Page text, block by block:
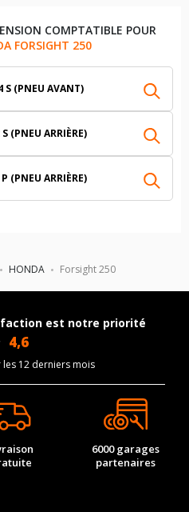
HONDA Forsight 250
COMPTATIBLE POUR
FORSIGHT 250
S (PNEU AVANT)
(PNEU ARRIÈRE)
(PNEU ARRIÈRE)
est notre priorité
4,6
les 12 derniers mois
6000 garages
partenaires